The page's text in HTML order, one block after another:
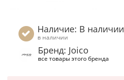
Наличие: В наличии
в наличии
Бренд: Joico
все товары этого бренда